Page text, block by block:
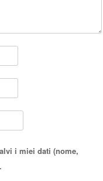
i miei dati (nome,